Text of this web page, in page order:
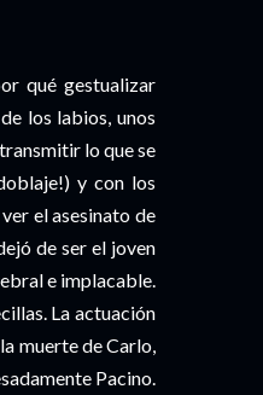
qué gestualizar
los labios, unos
lo que se
y con los
el asesinato de
de ser el joven
e implacable.
La actuación
muerte de Carlo,
Pacino.